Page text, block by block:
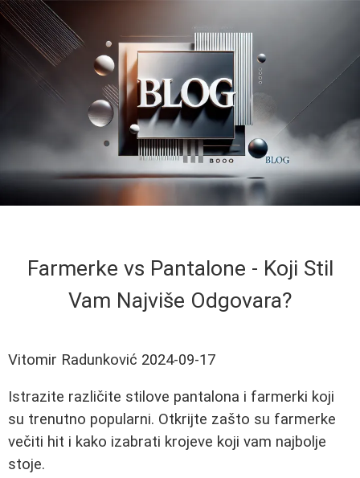
Farmerke vs Pantalone - Koji Stil
Vam Najviše Odgovara?
Vitomir Radunković 2024-09-17
Istrazite različite stilove pantalona i farmerki koji
su trenutno popularni. Otkrijte zašto su farmerke
večiti hit i kako izabrati krojeve koji vam najbolje
stoje.